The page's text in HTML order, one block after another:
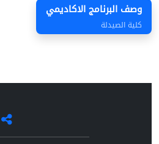
وصف البرنامج الاكاديمي
كلية الصيدلة